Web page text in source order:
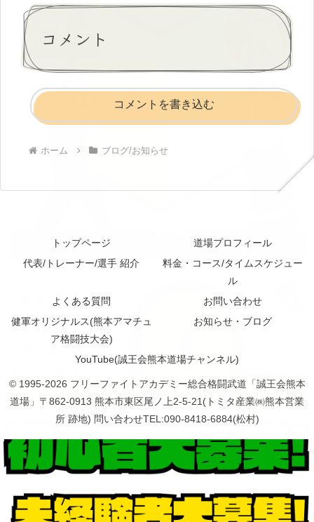
コメント
コメントを書き込む
ホーム ブログ/お知らせ
トップページ
道場プロフィール
代表/トレーナー/選手 紹介
料金・コース/タイムスケジュー
ル
よくある質問
お問い合わせ
健軍オリジナルス(熊本アマチュ
ア格闘技大会)
お知らせ・ブログ
YouTube(誠王会熊本道場チャンネル)
© 1995-2026 フリーファイトアカデミー総合格闘武道「誠王会熊本
道場」〒862-0913 熊本市東区尾ノ上2-5-21(トミタ産業㈱熊本営業
所 跡地) 問い合わせTEL:090-8418-6884(松村)